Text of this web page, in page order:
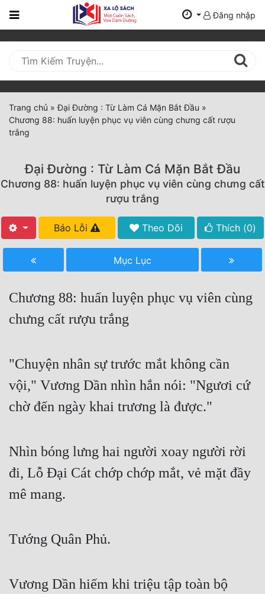
Trang
Mới
Cập
Nhật
(current)
BXH
Truyện Mới Ra
Hoàn Thành
Truyện Convert
Truyện ngắn
Cung Đấu
Cạnh Kỹ
Cổ Đại
Dã Sử
Đăng nhập
Trang chủ »Đại Đường : Từ Làm Cá Mặn Bắt Đầu »
Chương 88: huấn luyện phục vụ viên cùng chưng cất rượu
trắng
Đại Đường : Từ Làm Cá Mặn Bắt Đầu
Chương 88: huấn luyện phục vụ viên cùng chưng cất
rượu trắng
Báo Lỗi Theo Dõi Thích (0)
Mục Lục
Chương 88: huấn luyện phục vụ viên cùng
chưng cất rượu trắng
"Chuyện nhân sự trước mắt không cần
vội," Vương Dần nhìn hắn nói: "Ngươi cứ
chờ đến ngày khai trương là được."
Nhìn bóng lưng hai người xoay người rời
đi, Lỗ Đại Cát chớp chớp mắt, vẻ mặt đầy
mê mang.
Tướng Quân Phủ.
Vương Dần hiếm khi triệu tập toàn bộ